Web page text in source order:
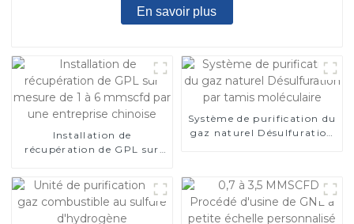
En savoir plus
Installation de
récupération de GPL sur
chinoise
Système de purification du
gaz naturel Désulfuration